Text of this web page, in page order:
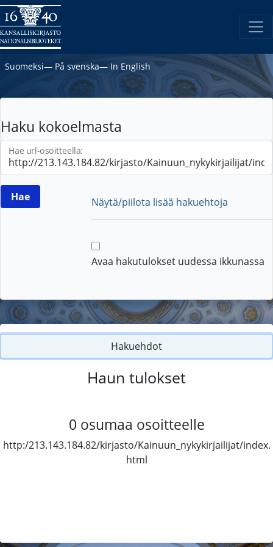
Suomeksi― På svenska― In English
Haku kokoelmasta
Hae url-osoitteella:
Näytä/piilota lisää hakuehtoja
Avaa hakutulokset uudessa ikkunassa
Hakuehdot
Haun tulokset
0 osumaa osoitteelle
http:/213.143.184.82/kirjasto/Kainuun_nykykirjailijat/index.
html